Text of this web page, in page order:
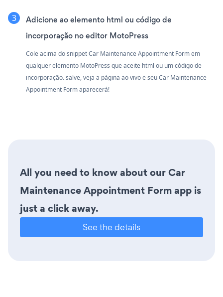
Adicione ao elemento html ou código de
incorporação no editor MotoPress
Cole acima do snippet Car Maintenance Appointment Form em
qualquer elemento MotoPress que aceite html ou um código de
incorporação. salve, veja a página ao vivo e seu Car Maintenance
Appointment Form aparecerá!
All you need to know about our Car
Maintenance Appointment Form app is
just a click away.
See the details